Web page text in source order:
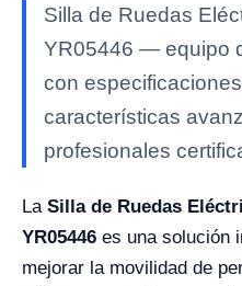
Silla de Ruedas
YR05446 — equipo
con
características
profesionales
La Silla de Ruedas
YR05446 es una solución
mejorar la movilidad de